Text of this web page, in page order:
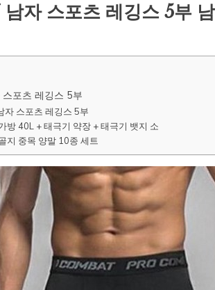
자 스포츠 레깅스 5부
포츠 레깅스 5부
스포츠 레깅스 5부
방 40L + 태극기 약장 + 태극기 뱃지 소
지 중목 양말 10종 세트